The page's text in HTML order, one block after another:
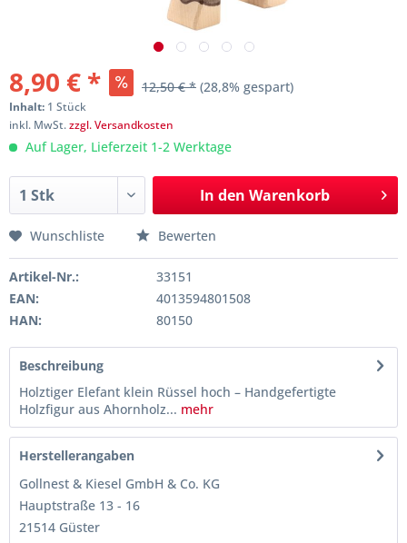
8,90 € * 12,50 € * (28,8% gespart)
Inhalt: 1 Stück
inkl. MwSt.zzgl. Versandkosten
Auf Lager, Lieferzeit 1-2 Werktage
In den Warenkorb
Wunschliste Bewerten
Artikel-Nr.:
33151
EAN:
4013594801508
HAN:
80150
Beschreibung
Holztiger Elefant klein Rüssel hoch – Handgefertigte
Holzfigur aus Ahornholz... mehr
Herstellerangaben
Gollnest & Kiesel GmbH & Co. KG
Hauptstraße 13 - 16
21514 Güster